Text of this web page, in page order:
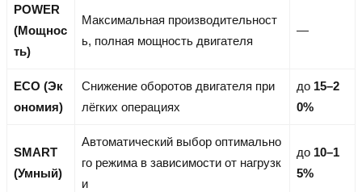
POWER
(Мощнос
ть)
Максимальная производительност
ь, полная мощность двигателя
—
ECO (Эк
ономия)
Снижение оборотов двигателя при
лёгких операциях
до 15–2
0%
SMART
(Умный)
Автоматический выбор оптимально
го режима в зависимости от нагрузк
и
до 10–1
5%